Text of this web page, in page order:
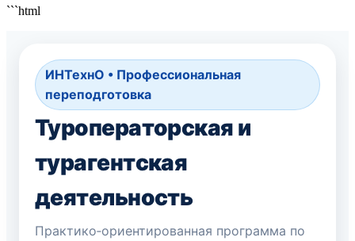
```html
ИНТехнО • Профессиональная
переподготовка
Туроператорская и
турагентская
деятельность
Практико‑ориентированная программа по